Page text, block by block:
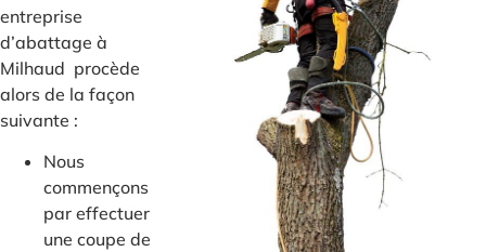
entreprise
d’abattage à
Milhaud procède
alors de la façon
suivante :
Nous
commençons
par effectuer
une coupe de